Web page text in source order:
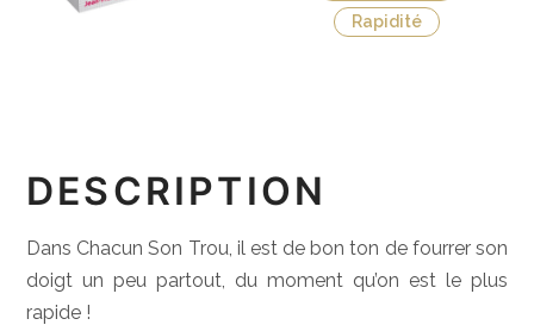
Rapidité
DESCRIPTION
Dans Chacun Son Trou, il est de bon ton de fourrer son
doigt un peu partout, du moment qu’on est le plus
rapide !